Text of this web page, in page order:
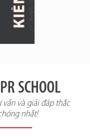
SCHOOL
và giải đáp thắc
nhất!